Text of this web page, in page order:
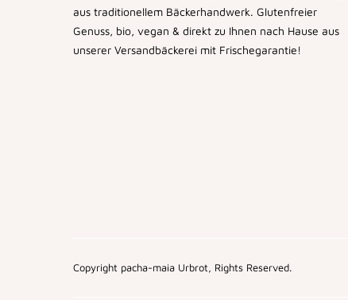
aus traditionellem Bäckerhandwerk. Glutenfreier
Genuss, bio, vegan & direkt zu Ihnen nach Hause aus
unserer Versandbäckerei mit Frischegarantie!
Copyright pacha-maia Urbrot, Rights Reserved.